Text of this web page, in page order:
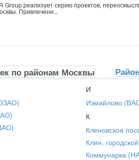
Group реализует серию проектов,
Привлечени...
по районам Москвы
И
Измайлово
К
Кленовское
Клин,
Коммунарка